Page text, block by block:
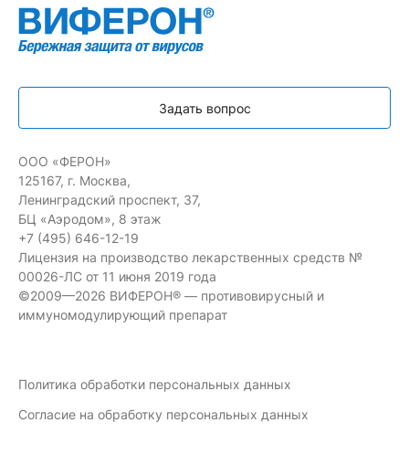
Задать вопрос
ООО «ФЕРОН»
125167, г. Москва,
Ленинградский проспект, 37,
БЦ «Аэродом», 8 этаж
+7 (495) 646-12-19
Лицензия на производство лекарственных средств №
00026-ЛС от 11 июня 2019 года
©2009—2026 ВИФЕРОН® — противовирусный и
иммуномодулирующий препарат
Политика обработки персональных данных
Согласие на обработку персональных данных